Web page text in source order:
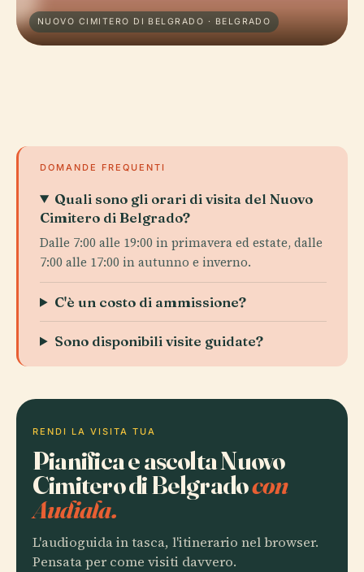
NUOVO CIMITERO DI BELGRADO · BELGRADO
DOMANDE FREQUENTI
Quali sono gli orari di visita del Nuovo
Cimitero di Belgrado?
Dalle 7:00 alle 19:00 in primavera ed estate, dalle
7:00 alle 17:00 in autunno e inverno.
C'è un costo di ammissione?
Sono disponibili visite guidate?
RENDI LA VISITA TUA
Pianifica e ascolta Nuovo
Cimitero di Belgradocon
Audiala.
L'audioguida in tasca, l'itinerario nel browser.
Pensata per come visiti davvero.